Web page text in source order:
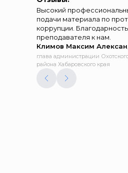
Высокий
подачи материала по
коррупции.
преподавателя к нам.
Климов Максим
глава администрации
района Хабаровского края